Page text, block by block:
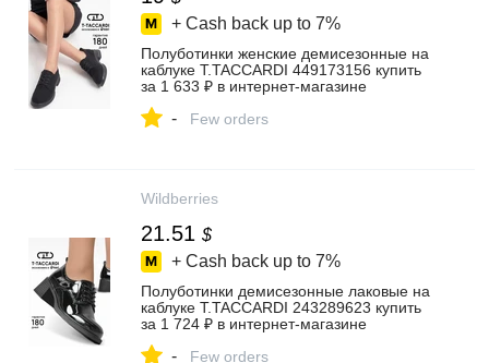
+ Cash back up to 7%
Полуботинки женские демисезонные на
каблуке T.TACCARDI 449173156 купить
за 1 633 ₽ в интернет‑магазине
- Few orders
Wildberries
21.51 $
+ Cash back up to 7%
Полуботинки демисезонные лаковые на
каблуке T.TACCARDI 243289623 купить
за 1 724 ₽ в интернет‑магазине
- Few orders